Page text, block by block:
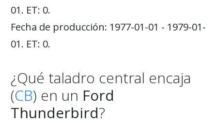
01. ET: 0.
Fecha de producción: 1977-01-01 - 1979-01-
01. ET: 0.
¿Qué taladro central encaja
(CB) en un Ford
Thunderbird?